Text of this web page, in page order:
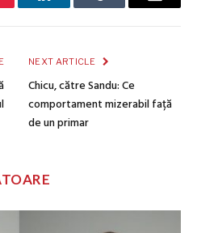
LinkedInTumblr Email
NEXT ARTICLE
Chicu, către Sandu: Ce
comportament mizerabil față
de un primar